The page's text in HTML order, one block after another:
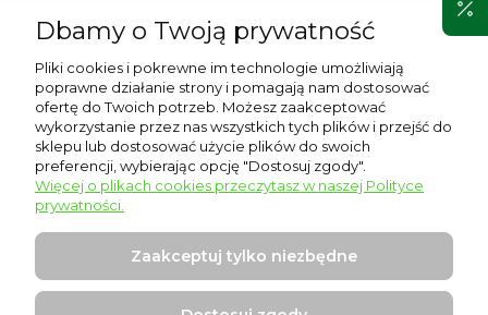
Moje konto
Płatności i dostawa
Informacje
Dbamy o Twoją prywatność
Pliki cookies i pokrewne im technologie umożliwiają
poprawne działanie strony i pomagają nam dostosować
ofertę do Twoich potrzeb. Możesz zaakceptować
wykorzystanie przez nas wszystkich tych plików i przejść do
sklepu lub dostosować użycie plików do swoich
preferencji, wybierając opcję "Dostosuj zgody".
Więcej o plikach cookies przeczytasz w naszej Polityce
prywatności.
Zaakceptuj tylko niezbędne